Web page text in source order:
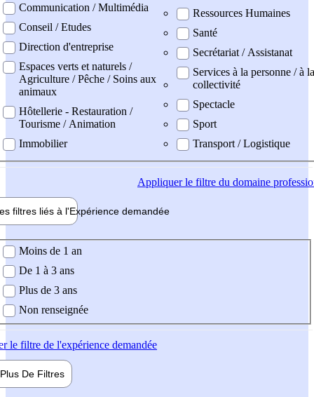
Communication / Multimédia
Conseil / Etudes
Direction d'entreprise
Espaces verts et naturels /
Agriculture / Pêche / Soins aux
animaux
Hôtellerie - Restauration /
Tourisme / Animation
Immobilier
Ressources Humaines
Santé
Secrétariat / Assistanat
Services à la personne / à la
collectivité
Spectacle
Sport
Transport / Logistique
Appliquerle filtre du domaine
filtres liés à l'Expérience demandée
demandée
Moins de 1 an
De 1 à 3 ans
Plus de 3 ans
Non renseignée
le filtre de l'expérience demandée
Plus De Filtres